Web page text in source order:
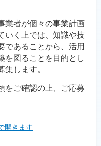
業者が個々の事業計画
いく上では、知識や技
であることから、活用
を図ることを目的とし
集します。
をご確認の上、ご応募